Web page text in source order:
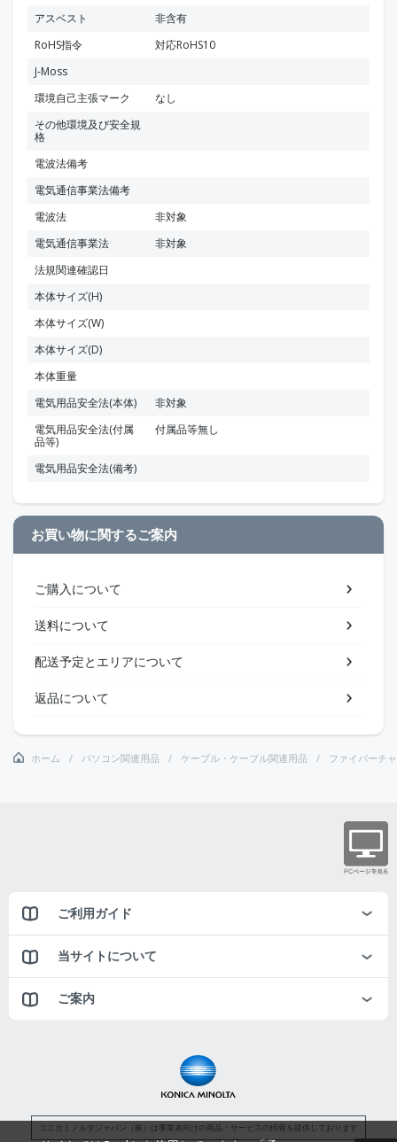
アスベスト
非含有
RoHS指令
対応RoHS10
J-Moss
環境自己主張マーク
なし
その他環境及び安全規
格
電波法備考
電気通信事業法備考
電波法
非対象
電気通信事業法
非対象
法規関連確認日
本体サイズ(H)
本体サイズ(W)
本体サイズ(D)
本体重量
電気用品安全法(本体)
非対象
電気用品安全法(付属
品等)
付属品等無し
電気用品安全法(備考)
お買い物に関するご案内
ご購入について
送料について
配送予定とエリアについて
返品について
ホーム パソコン関連用品 ケーブル・ケーブル関連用品 ファイバーチ
ご利用ガイド
当サイトについて
ご案内
コニカミノルタジャパン（株）は事業者向けの商品・サービスの情報を提供しております